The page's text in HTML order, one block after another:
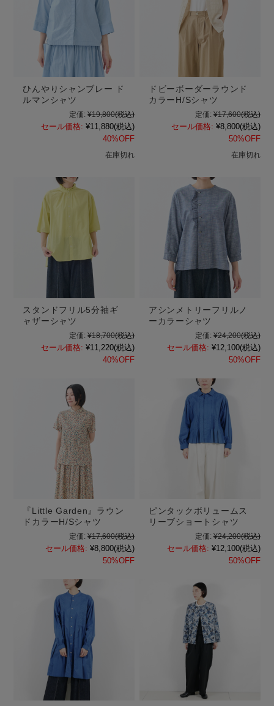
ひんやりシャンブレー ド
ルマンシャツ
定価: ¥19,800(税込)
セール価格: ¥11,880(税込)
40%OFF
在庫切れ
ドビーボーダーラウンド
カラーH/Sシャツ
定価: ¥17,600(税込)
セール価格: ¥8,800(税込)
50%OFF
在庫切れ
スタンドフリル5分袖ギ
ャザーシャツ
定価: ¥18,700(税込)
セール価格: ¥11,220(税込)
40%OFF
アシンメトリーフリルノ
ーカラーシャツ
定価: ¥24,200(税込)
セール価格: ¥12,100(税込)
50%OFF
『Little Garden』ラウン
ドカラーH/Sシャツ
定価: ¥17,600(税込)
セール価格: ¥8,800(税込)
50%OFF
ピンタックボリュームス
リーブショートシャツ
定価: ¥24,200(税込)
セール価格: ¥12,100(税込)
50%OFF